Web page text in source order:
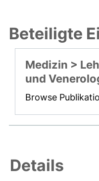
Beteiligte
Medizin >
und
Browse
Details